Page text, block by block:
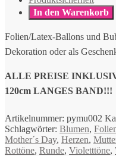
In den Warenkorb
Folien/Latex-Ballons und
Dekoration oder als
ALLE PREISE
120cm LANGES BAND!!!
Artikelnummer: pymu002
Schlagwörter: Blumen,
Mother´s Day, Herzen,
Rottöne, Runde, Violetttöne,